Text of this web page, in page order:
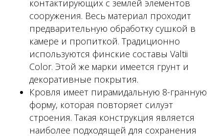
контактирующих с землей элементов
сооружения. Весь материал проходит
предварительную обработку сушкой в
камере и пропиткой. Традиционно
используются финские составы Valtii
Color. Этой же марки имеется грунт и
декоративные покрытия.
Кровля имеет пирамидальную 8-гранную
форму, которая повторяет силуэт
строения. Такая конструкция является
наиболее подходящей для сохранения